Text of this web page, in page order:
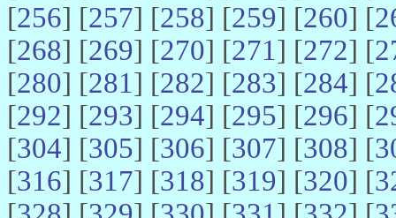
[256] [257] [258] [259] [260] [
[268] [269] [270] [271] [272] [
[280] [281] [282] [283] [284] [
[292] [293] [294] [295] [296] [
[304] [305] [306] [307] [308] [
[316] [317] [318] [319] [320] [